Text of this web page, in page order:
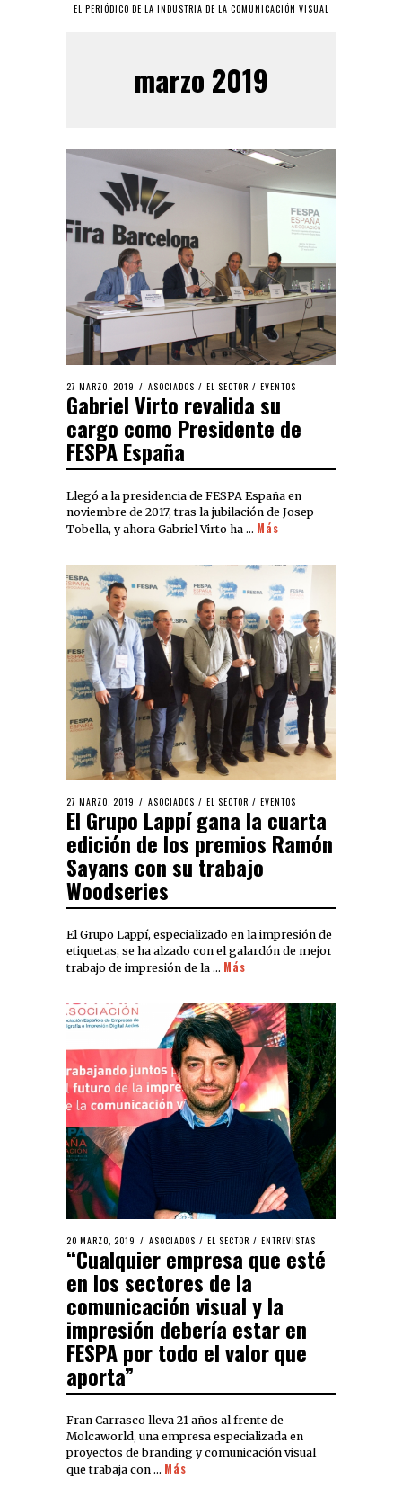
EL PERIÓDICO DE LA INDUSTRIA DE LA COMUNICACIÓN VISUAL
marzo 2019
27 MARZO, 2019 ASOCIADOS / EL SECTOR / EVENTOS
Gabriel Virto revalida su
cargo como Presidente de
FESPA España
Llegó a la presidencia de FESPA España en
noviembre de 2017, tras la jubilación de Josep
Tobella, y ahora Gabriel Virto ha … Más
27 MARZO, 2019 ASOCIADOS / EL SECTOR / EVENTOS
El Grupo Lappí gana la cuarta
edición de los premios Ramón
Sayans con su trabajo
Woodseries
El Grupo Lappí, especializado en la impresión de
etiquetas, se ha alzado con el galardón de mejor
trabajo de impresión de la … Más
20 MARZO, 2019 ASOCIADOS / EL SECTOR / ENTREVISTAS
“Cualquier empresa que esté
en los sectores de la
comunicación visual y la
impresión debería estar en
FESPA por todo el valor que
aporta”
Fran Carrasco lleva 21 años al frente de
Molcaworld, una empresa especializada en
proyectos de branding y comunicación visual
que trabaja con … Más